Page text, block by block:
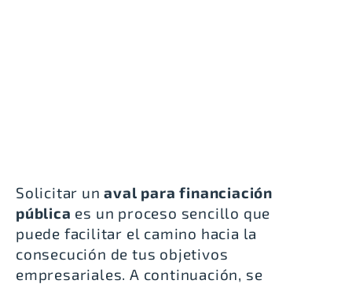
Solicitar unaval para financiación
pública es un proceso sencillo que
puede facilitar el camino hacia la
consecución de tus objetivos
empresariales. A continuación, se